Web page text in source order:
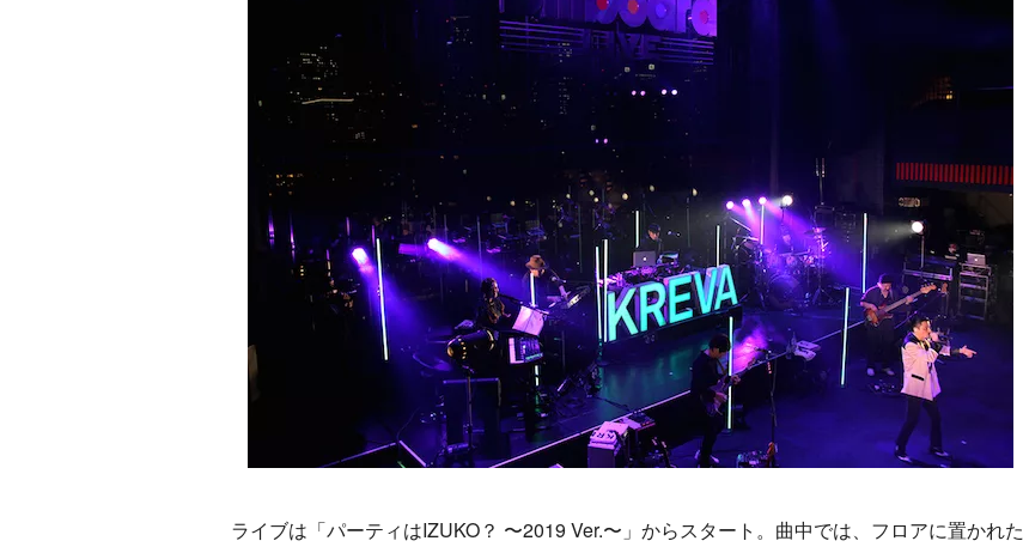
ライブは「パーティはIZUKO？ 〜2019 Ver.〜」からスタート。曲中では、フロアに置かれた